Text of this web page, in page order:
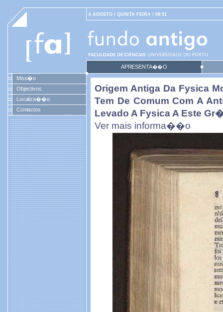
6 AGOSTO / QUINTA FEIRA / 09:51
APRESENTA��O
Miss�o
Objectivos
Localiza��o
Contactos
Origem Antiga Da Fysica
Tem De Comum Com A
Levado A Fysica A Este
Ver mais informa��o